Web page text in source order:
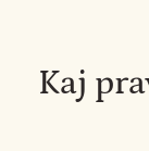
Kaj